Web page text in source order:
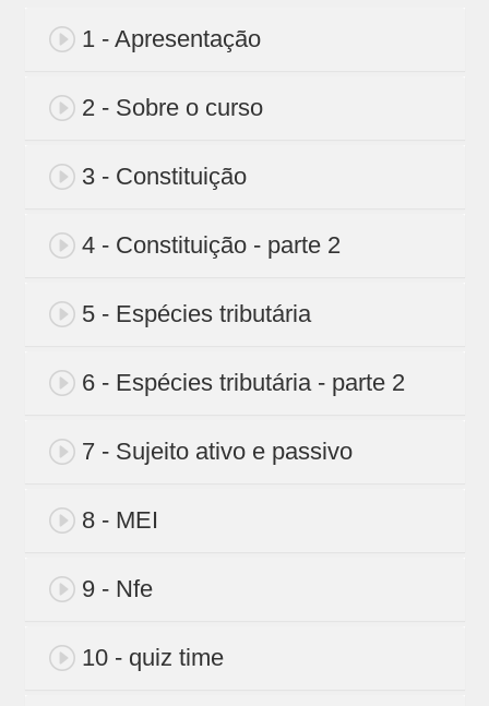
1 - Apresentação
2 - Sobre o curso
3 - Constituição
4 - Constituição - parte 2
5 - Espécies tributária
6 - Espécies tributária - parte 2
7 - Sujeito ativo e passivo
8 - MEI
9 - Nfe
10 - quiz time